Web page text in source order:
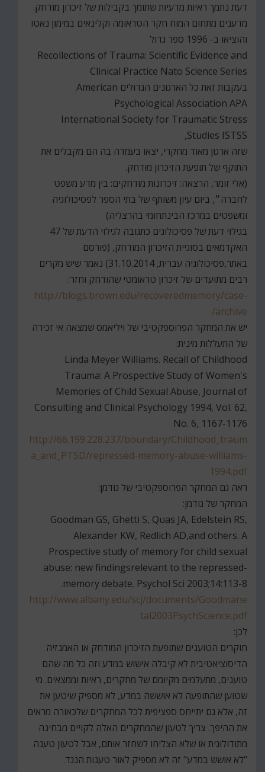
דעת נתמך ראיות מדעיות שתומך בקבילות של זיכרון מודחק.
מדענים מתחום המוח חקר הטראומה וקלינאים במימון נאטו
והוציאו ב- 1996 ספר גדול
Recollections of Trauma: Scientific Evidence and
Clinical Practice Nato Science Series
בעקבות זאת כל הארגונים הגדולים American
Psychological Association APA
International Society for Traumatic Stress
Studies ISTSS,
שזה ארגון מאוד מחקרי, יצאו בעמדה בה הם מקבלים את
התוקף של תופעת הזיכרון מודחק.
(אלי זומר, הרצאה: זיכרונות מודחקים: בין מדע משפט
לחברה״, ביום עיון משותף של בתי הספר לפסיכולוגיה
ומשפטים במרכז הבינתחומי בהרצליה)
בגילוי דעת של פסיכולוגים כתגובה לגילוי הדעת של 47
האקדמאים בסוגיית הזיכרון המודחק, (פורסם
באתר,פסיכולוגיה עברית, 31.10.2014) נאמר שיש מקרים
רבים מתועדים של זיכרון טראומטי שהודחק וחזר:
http://blogs.brown.edu/recoveredmemory/case-
archive/
יש את המחקר הפרוספקטיבי של ויליאמס שמצאה אי זכירה
של התעללות מינית:
Linda Meyer Williams. Recall of Childhood
Trauma: A Prospective Study of Women's
Memories of Child Sexual Abuse, Journal of
Consulting and Clinical Psychology 1994, Vol. 62,
No. 6, 1167-1176
http://66.199.228.237/boundary/Childhood_traum
a_and_PTSD/repressed-memory-abuse-williams-
1994.pdf
ראה גם המחקר הפרוספקטיבי של גודמן:
המחקר של גודמן:
Goodman GS, Ghetti S, Quas JA, Edelstein RS,
Alexander KW, Redlich AD,and others. A
Prospective study of memory for child sexual
abuse: new findingsrelevant to the repressed-
memory debate. Psychol Sci 2003;14:113-8.
http://www.albany.edu/scj/documents/Goodmane
tal2003PsychScience.pdf
לכן:
חוקרים הטוענים שתופעת הזיכרון המודחק או האמנזיה
הדיסוציאטיבית לא קיבלה אישוש במדע וזה כל מה שהם
טוענים, מתעלמים מקיומם של מחקרים, ראיות וממצאים. מי
שטוען שהתופעה לא אוששה במדע, לא מספיק שיטען את
זה, אלא גם יתייחס ספציפית לכל המחקרים שלכאורה מראים
את ההיפך. צריך לטעון שהמחקרים האלה לקויים מבחינה
מתודולוגית או שלא הצליחו לשחזר אותם, אבל לטעון טענה
"לא אושש במדע" זה לא מספיק לאור טענות הנגד.